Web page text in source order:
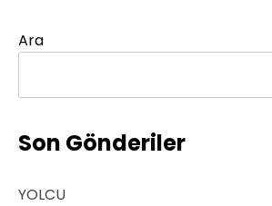
Ara
Son Gönderiler
YOLCU